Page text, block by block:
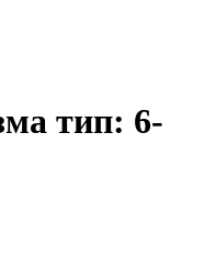
тип: 6-